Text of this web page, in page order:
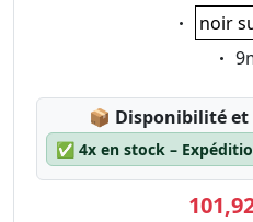
noir
📦 Lagerstatus:
Disponibilité
✅ 4x en stock –